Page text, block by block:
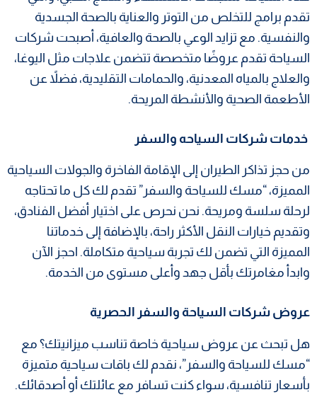
تقدم برامج للتخلص من التوتر والعناية بالصحة الجسدية
والنفسية. مع تزايد الوعي بالصحة والعافية، أصبحت شركات
السياحة تقدم عروضًا متخصصة تتضمن علاجات مثل اليوغا،
والعلاج بالمياه المعدنية، والحمامات التقليدية، فضلاً عن
الأطعمة الصحية والأنشطة المريحة.
خدمات شركات السياحه والسفر
من حجز تذاكر الطيران إلى الإقامة الفاخرة والجولات السياحية
المميزة، “مسك للسياحة والسفر” تقدم لك كل ما تحتاجه
لرحلة سلسة ومريحة. نحن نحرص على اختيار أفضل الفنادق،
وتقديم خيارات النقل الأكثر راحة، بالإضافة إلى خدماتنا
المميزة التي تضمن لك تجربة سياحية متكاملة. احجز الآن
وابدأ مغامرتك بأقل جهد وأعلى مستوى من الخدمة.
عروض شركات السياحة والسفر الحصرية
هل تبحث عن عروض سياحية خاصة تناسب ميزانيتك؟ مع
“مسك للسياحة والسفر”، نقدم لك باقات سياحية متميزة
بأسعار تنافسية، سواء كنت تسافر مع عائلتك أو أصدقائك.